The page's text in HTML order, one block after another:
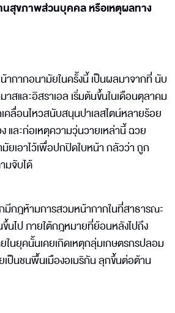
นสุขภาพส่วนบุคคล หรือเหตุผลทาง
ากากอนามัยในครั้งนี้ เป็นผลมาจากที่ นับ
าสและอิสราเอล เริ่มต้นขึ้นในเดือนตุลาคม
คลื่อนไหวสนับสนุนปาเลสไตน์หลายร้อย
และก่อเหตุความวุ่นวายเหล่านี้ ฉวย
ยเอาไว้เพื่อปกปิดใบหน้า กลัวว่า ถูก
มจับได้
กฎห้ามการสวมหน้ากากในที่สาธารณะ
นไป ภายใต้กฎหมายที่ย้อนหลังไปถึง
ในยุคนั้นเคยเกิดเหตุกลุ่มเกษตรกรปลอม
ป็นชนพื้นเมืองอเมริกัน ลุกขึ้นต่อต้าน